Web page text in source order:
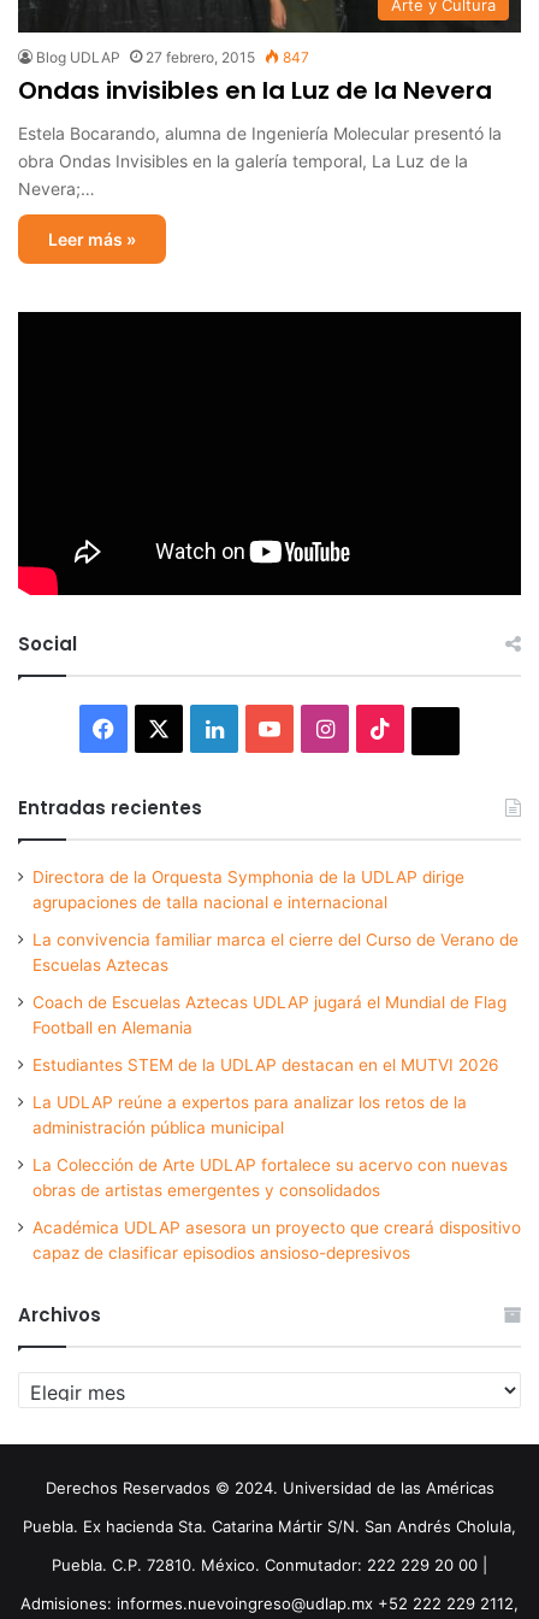
Arte y Cultura
Blog UDLAP 27 febrero, 2015 847
Ondas invisibles en la Luz de la Nevera
Estela Bocarando, alumna de Ingeniería Molecular presentó la
obra Ondas Invisibles en la galería temporal, La Luz de la
Nevera;…
Leer más »
Social
Facebook LinkedInYouTubeInstagram
Entradas recientes
Directora de la Orquesta Symphonia de la UDLAP dirige
agrupaciones de talla nacional e internacional
La convivencia familiar marca el cierre del Curso de Verano de
Escuelas Aztecas
Coach de Escuelas Aztecas UDLAP jugará el Mundial de Flag
Football en Alemania
Estudiantes STEM de la UDLAP destacan en el MUTVI 2026
La UDLAP reúne a expertos para analizar los retos de la
administración pública municipal
La Colección de Arte UDLAP fortalece su acervo con nuevas
obras de artistas emergentes y consolidados
Académica UDLAP asesora un proyecto que creará dispositivo
capaz de clasificar episodios ansioso-depresivos
Archivos
Archivos
Derechos Reservados © 2024. Universidad de las Américas
Puebla. Ex hacienda Sta. Catarina Mártir S/N. San Andrés Cholula,
Puebla. C.P. 72810. México. Conmutador: 222 229 20 00 |
Admisiones: informes.nuevoingreso@udlap.mx +52 222 229 2112,